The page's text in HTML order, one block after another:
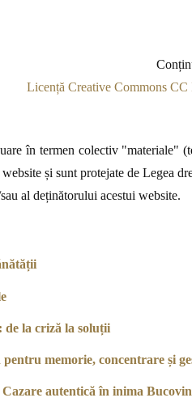
Licență Creative Commons
în termen colectiv "materiale"
și sunt protejate de Legea
al deținătorului acestui website.
la criză la soluții
memorie, concentrare și
autentică în inima